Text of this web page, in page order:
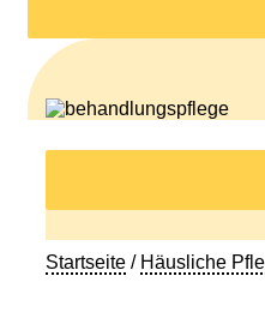
Startseite / Häusliche